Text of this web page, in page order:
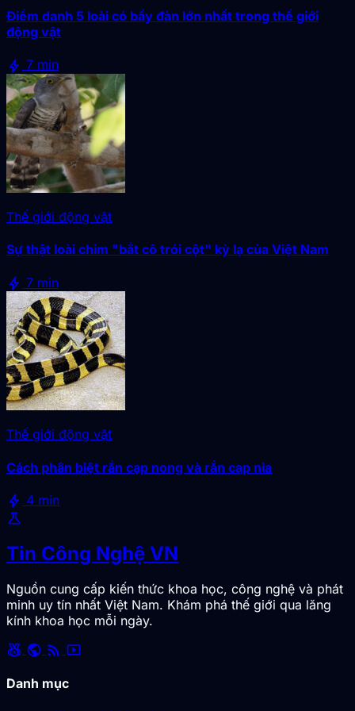
Điểm danh 5 loài có bầy đàn lớn nhất trong thế giới
động vật
bolt 7 min
Thế giới động vật
Sự thật loài chim "bắt cô trói cột" kỳ lạ của Việt Nam
bolt 7 min
Thế giới động vật
Cách phân biệt rắn cạp nong và rắn cạp nia
bolt 4 min
science
Tin Công Nghệ VN
Nguồn cung cấp kiến thức khoa học, công nghệ và phát
minh uy tín nhất Việt Nam. Khám phá thế giới qua lăng
kính khoa học mỗi ngày.
social_leaderboard public rss_feed smart_display
Danh mục